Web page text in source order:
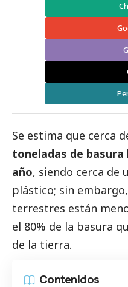
Se estima que cerca
toneladas de basura
año, siendo cerca de
plástico; sin
terrestres están
el 80% de la basura
de la tierra.
Contenidos